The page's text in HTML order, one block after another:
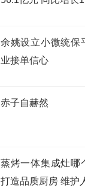
余姚设立小微统保
业接单信心
赤子自赫然
蒸烤一体集成灶哪
打造品质厨房 维护